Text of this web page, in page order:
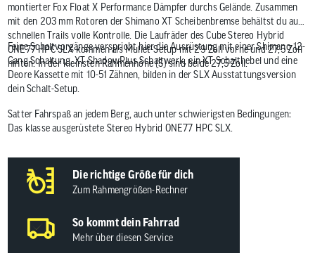
montierter Fox Float X Performance Dämpfer durchs Gelände. Zusammen
mit den 203 mm Rotoren der Shimano XT Scheibenbremse behältst du auf
schnellen Trails volle Kontrolle. Die Laufräder des Cube Stereo Hybrid
ONE77 HPC SLX kommen als Mullet-Setup mit 29 Zoll vorne und 27,5 Zoll
hinten. In der kleinsten Rahmenhöhe (S) sind beide 27,5 Zoll.
Feine Schaltvorgänge verspricht hier die Ausrüstung mit einer Shimano 12-
Gang Schaltung. XT ShadowPlus Schaltwerk, ein XT Schalthebel und eine
Deore Kassette mit 10-51 Zähnen, bilden in der SLX Ausstattungsversion
dein Schalt-Setup.
Satter Fahrspaß an jedem Berg, auch unter schwierigsten Bedingungen:
Das klasse ausgerüstete Stereo Hybrid ONE77 HPC SLX.
Die richtige Größe für dich
Zum Rahmengrößen-Rechner
So kommt dein Fahrrad
Mehr über diesen Service